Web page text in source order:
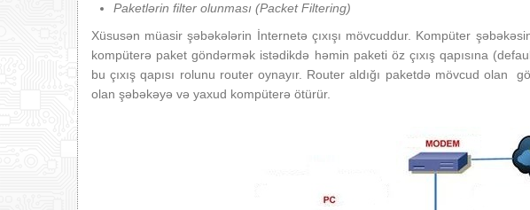
Paketlərin filter olunması (Packet Filtering)
Xüsusən müasir şəbəkələrin İnternetə çıxışı mövcuddur. Kompüter
kompüterə paket göndərmək istədikdə həmin paketi öz çıxış qapısına
bu çıxış qapısı rolunu router oynayır. Router aldığı paketdə mövcud olan
olan şəbəkəyə və yaxud kompüterə ötürür.